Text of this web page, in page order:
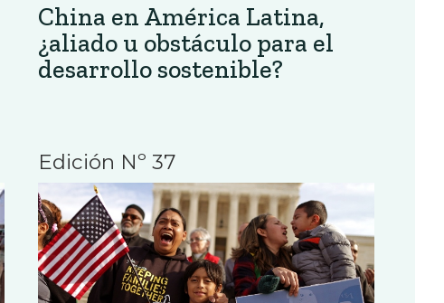
China en América Latina,
¿aliado u obstáculo para el
desarrollo sostenible?
Edición Nº 37